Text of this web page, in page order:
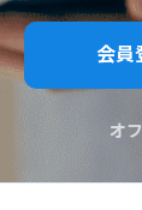
会員
オ